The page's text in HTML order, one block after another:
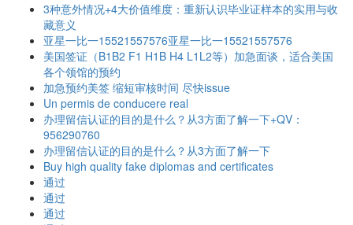
3种意外情况+4大价值维度：重新认识毕业证样本的实用与收
藏意义
亚星一比一15521557576亚星一比一15521557576
美国签证（B1B2 F1 H1B H4 L1L2等）加急面谈，适合美国
各个领馆的预约
加急预约美签 缩短审核时间 尽快issue
Un permis de conducere real
办理留信认证的目的是什么？从3方面了解一下+QV：
956290760
办理留信认证的目的是什么？从3方面了解一下
Buy high quality fake diplomas and certificates
通过
通过
通过